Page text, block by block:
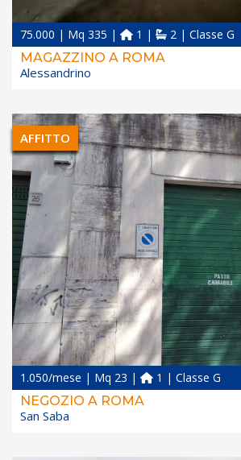
75.000 | Mq 335 | 1 |
2 | Classe G
MAGAZZINO A ROMA
Alessandrino
AFFITTO
1.050/mese | Mq 23 |
1 | Classe G
NEGOZIO A ROMA
San Saba